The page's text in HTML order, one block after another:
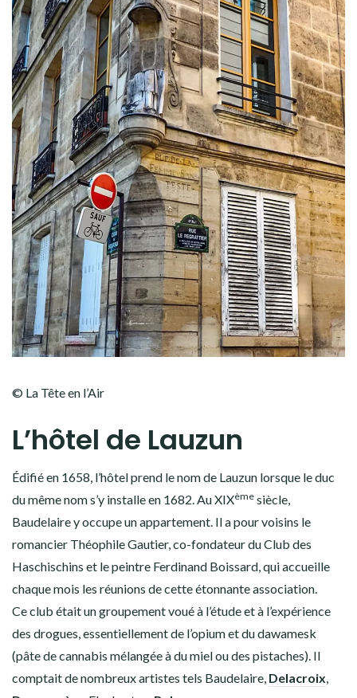
© La Tête en l’Air
L’hôtel de Lauzun
Édifié en 1658, l’hôtel prend le nom de Lauzun lorsque le duc
du même nom s’y installe en 1682. Au XIXème siècle,
Baudelaire y occupe un appartement. Il a pour voisins le
romancier Théophile Gautier, co-fondateur du Club des
Haschischins et le peintre Ferdinand Boissard, qui accueille
chaque mois les réunions de cette étonnante association.
Ce club était un groupement voué à l’étude et à l’expérience
des drogues, essentiellement de l’opium et du dawamesk
(pâte de cannabis mélangée à du miel ou des pistaches). Il
comptait de nombreux artistes tels Baudelaire, Delacroix